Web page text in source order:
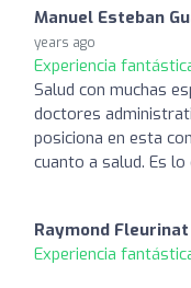
Manuel Esteban
years ago
Experiencia
Salud con muchas
doctores
posiciona en esta
cuanto a salud. Es
Raymond Fleurinat
Experiencia